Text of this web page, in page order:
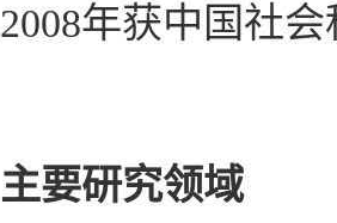
2008年获中国社
主要研究领域